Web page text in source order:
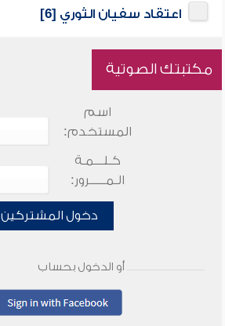
اعتقاد سفيان الثوري [6]
مكتبتك الصوتية
اسم
المستخدم:
كـلـــمـة
الـمـــــرور:
دخول المشتركين
أو الدخول بحساب